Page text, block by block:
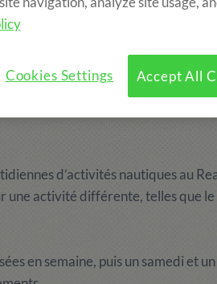
d’activités nautiques au
une activité différente, telles que le
en semaine, puis un samedi et un
Accept All
Cookies Settings